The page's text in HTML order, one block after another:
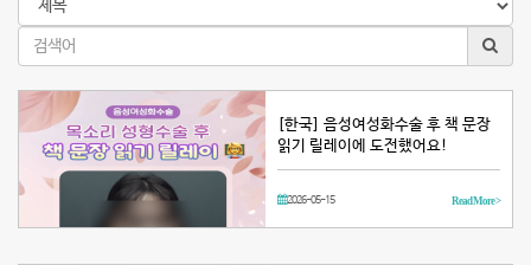
[한국] 음성여성화수술 후 책 문장
읽기 릴레이에 도전했어요!
2026-05-15 Read More >